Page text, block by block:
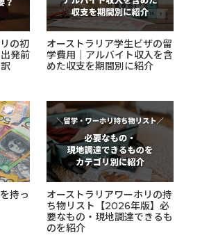
の初
発前
オーストラリア学生ビザの留
学費用｜アルバイト収入を含
めた収支を期間別に紹介
持っ
オーストラリアワーホリの持
ち物リスト【2026年版】必
要なもの・現地調達できるも
のを紹介